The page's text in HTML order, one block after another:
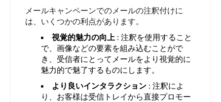
メールキャンペーンでのメールの注釈付けに
は、いくつかの利点があります。
視覚的魅力の向上 : 注釈を使用すること
で、画像などの要素を組み込むことがで
き、受信者にとってメールをより視覚的に
魅力的で魅了するものにします。
より良いインタラクション : 注釈によ
り、お客様は受信トレイから直接プロモー